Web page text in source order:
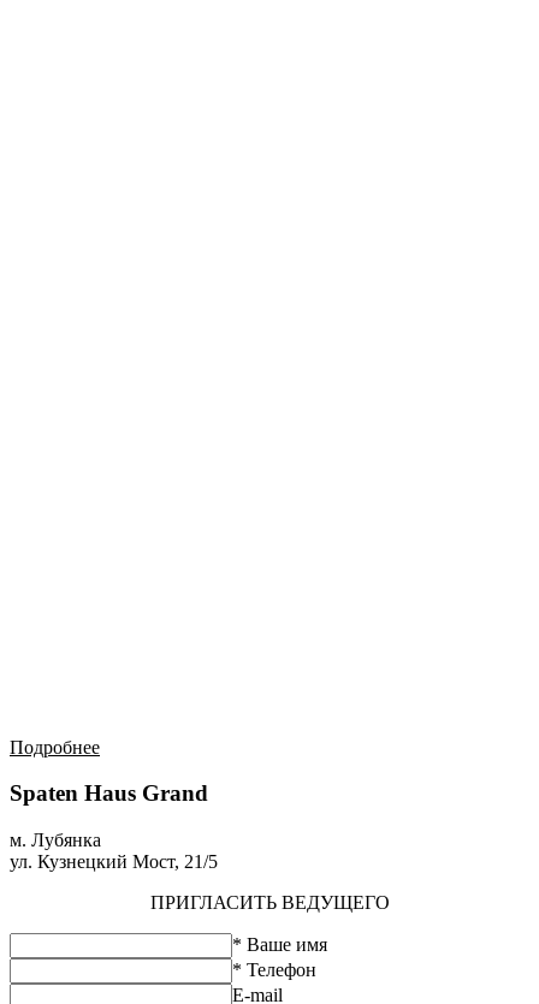
Подробнее
Spaten Haus Grand
м. Лубянка
ул. Кузнецкий Мост, 21/5
ПРИГЛАСИТЬ ВЕДУЩЕГО
* Ваше имя
* Телефон
E-mail